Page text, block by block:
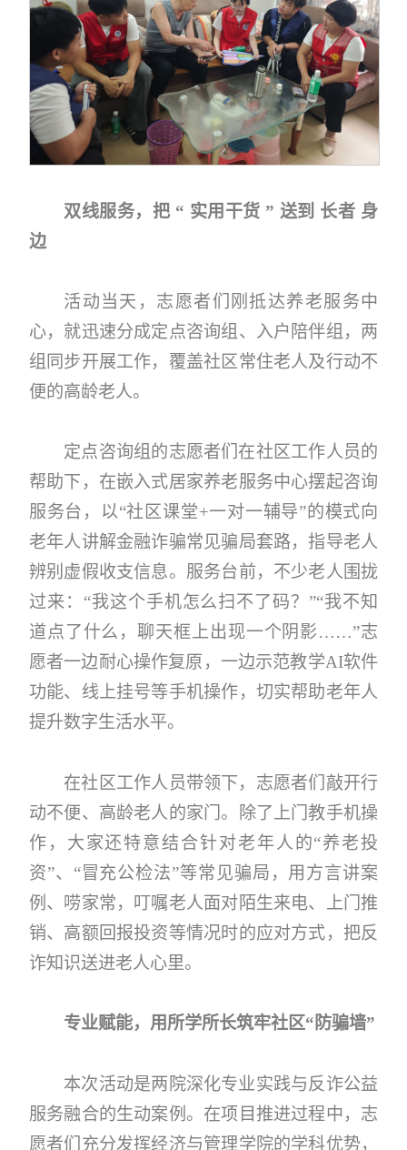
双线服务，把 “ 实用干货 ” 送到 长者 身
边
活动当天，志愿者们刚抵达养老服务中
心，就迅速分成定点咨询组、入户陪伴组，两
组同步开展工作，覆盖社区常住老人及行动不
便的高龄老人。
定点咨询组的志愿者们在社区工作人员的
帮助下，在嵌入式居家养老服务中心摆起咨询
服务台，以“社区课堂+一对一辅导”的模式向
老年人讲解金融诈骗常见骗局套路，指导老人
辨别虚假收支信息。服务台前，不少老人围拢
过来：“我这个手机怎么扫不了码？”“我不知
道点了什么，聊天框上出现一个阴影……”志
愿者一边耐心操作复原，一边示范教学AI软件
功能、线上挂号等手机操作，切实帮助老年人
提升数字生活水平。
在社区工作人员带领下，志愿者们敲开行
动不便、高龄老人的家门。除了上门教手机操
作，大家还特意结合针对老年人的“养老投
资”、“冒充公检法”等常见骗局，用方言讲案
例、唠家常，叮嘱老人面对陌生来电、上门推
销、高额回报投资等情况时的应对方式，把反
诈知识送进老人心里。
专业赋能，用所学所长筑牢社区“防骗墙”
本次活动是两院深化专业实践与反诈公益
服务融合的生动案例。在项目推进过程中，志
愿者们充分发挥经济与管理学院的学科优势，